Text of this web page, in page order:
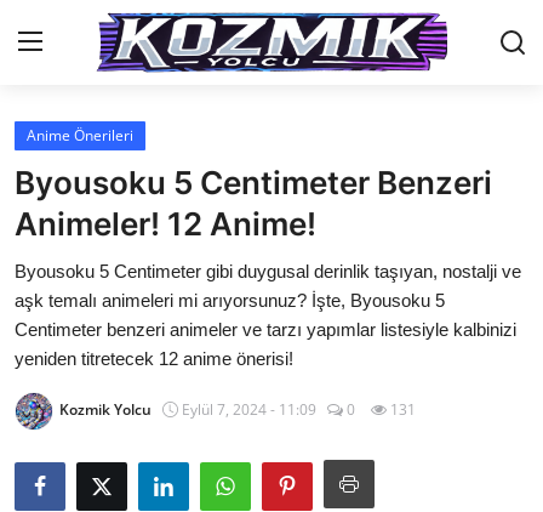
Anasayfa
Genel
İletişim
Anime Önerileri
Kore Dünyası
Anime Karakterleri
Anime
Anime Önerileri
Byousoku 5 Centimeter Benzeri
Animeler! 12 Anime!
Byousoku 5 Centimeter gibi duygusal derinlik taşıyan, nostalji ve
aşk temalı animeleri mi arıyorsunuz? İşte, Byousoku 5
Centimeter benzeri animeler ve tarzı yapımlar listesiyle kalbinizi
yeniden titretecek 12 anime önerisi!
Kozmik Yolcu Eylül 7, 2024 - 11:09 0 131